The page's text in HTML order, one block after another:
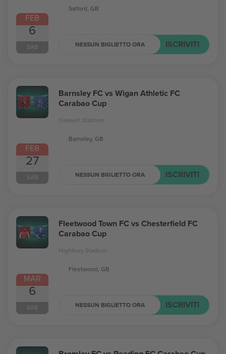
FEB
6
SAB
Salford, GB
NESSUN BIGLIETTO ORA ISCRIVITI
FEB
27
SAB
Barnsley FC vs Wigan Athletic FC
Carabao Cup
Oakwell Stadium
Barnsley, GB
NESSUN BIGLIETTO ORA ISCRIVITI
MAR
6
SAB
Fleetwood Town FC vs Chesterfield FC
Carabao Cup
Highbury Stadium
Fleetwood, GB
NESSUN BIGLIETTO ORA ISCRIVITI